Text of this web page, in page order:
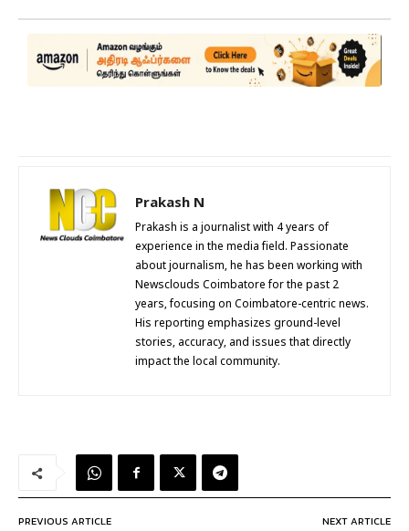
Prakash N
Prakash is a journalist with 4 years of
experience in the media field. Passionate
about journalism, he has been working with
Newsclouds Coimbatore for the past 2
years, focusing on Coimbatore-centric news.
His reporting emphasizes ground-level
stories, accuracy, and issues that directly
impact the local community.
PREVIOUS ARTICLE NEXT ARTICLE